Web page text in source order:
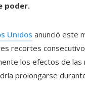
poder.
Unidos anunció este
recortes
los efectos de
prolongarse